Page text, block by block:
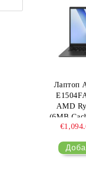
Лаптоп
AMD
(6MB
cores, 8
G3,